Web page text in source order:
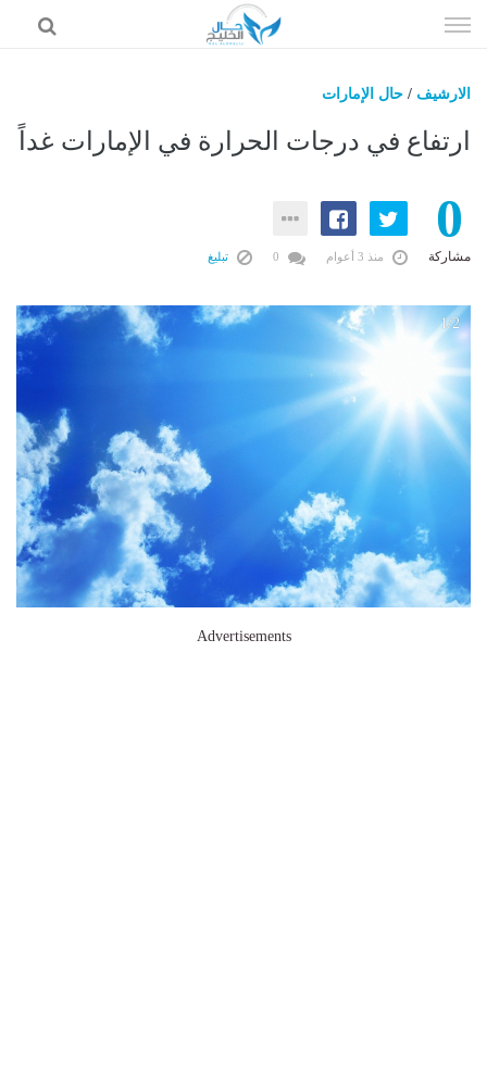
الى
الارشيف / حال الإمارات
ارتفاع في درجات الحرارة في الإمارات غداً
0
مشاركة منذ 3 أعوام تبليغ
1/2
Advertisements
حال السعودية